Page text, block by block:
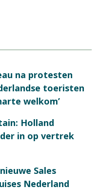
na protesten
toeristen
welkom’
Holland
in op vertrek
Sales
Nederland